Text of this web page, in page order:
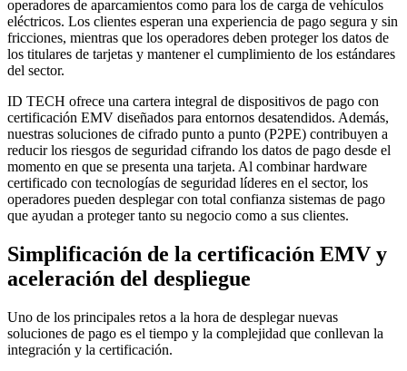
operadores de aparcamientos como para los de carga de vehículos
eléctricos. Los clientes esperan una experiencia de pago segura y sin
fricciones, mientras que los operadores deben proteger los datos de
los titulares de tarjetas y mantener el cumplimiento de los estándares
del sector.
ID TECH ofrece una cartera integral de dispositivos de pago con
certificación EMV diseñados para entornos desatendidos. Además,
nuestras soluciones de cifrado punto a punto (P2PE) contribuyen a
reducir los riesgos de seguridad cifrando los datos de pago desde el
momento en que se presenta una tarjeta. Al combinar hardware
certificado con tecnologías de seguridad líderes en el sector, los
operadores pueden desplegar con total confianza sistemas de pago
que ayudan a proteger tanto su negocio como a sus clientes.
Simplificación de la certificación EMV y
aceleración del despliegue
Uno de los principales retos a la hora de desplegar nuevas
soluciones de pago es el tiempo y la complejidad que conllevan la
integración y la certificación.